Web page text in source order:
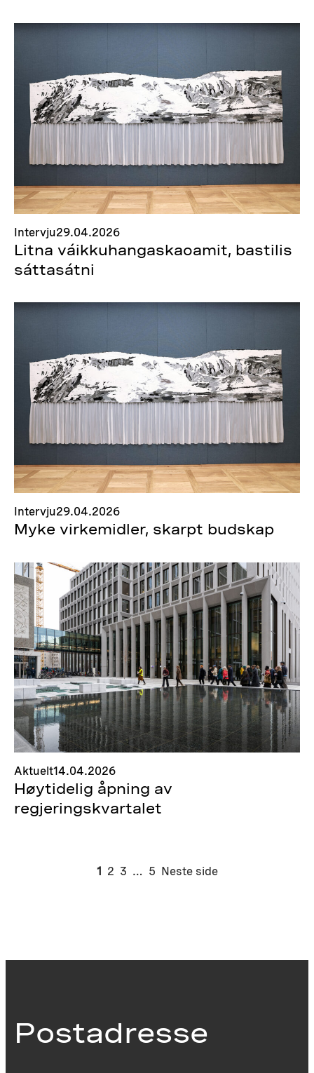
Intervju29.04.2026
Litna váikkuhangaskaoamit, bastilis
sáttasátni
Intervju29.04.2026
Myke virkemidler, skarpt budskap
Aktuelt14.04.2026
Høytidelig åpning av
regjeringskvartalet
1 2 3 … 5 Neste side
Postadresse